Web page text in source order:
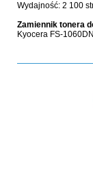
Wydajność: 2 100
Zamiennik tonera
Kyocera FS-